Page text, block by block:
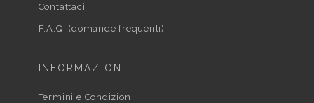
Contattaci
F.A.Q. (domande frequenti)
INFORMAZIONI
Termini e Condizioni